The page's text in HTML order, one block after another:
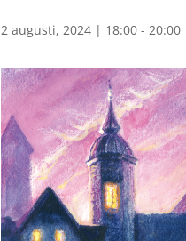
2 augusti, 2024 | 18:00 - 20:00